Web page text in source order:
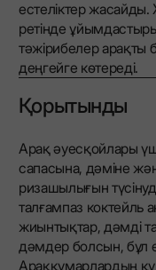
естеліктер жасайды.
ретінде
тәжірибелер арақты
деңгейге көтереді.
Қорытынды
Арақ әуесқойлары
сапасына, дәміне
ризашылығын
талғампаз коктейль
жиынтықтар, дәмді
дәмдер болсын, бұл
Араққұмарлардың